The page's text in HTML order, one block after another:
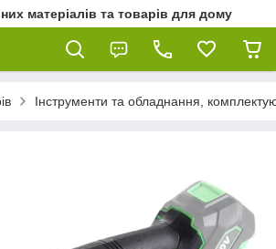
матеріалів та товарів для дому
Інструменти та обладнання,